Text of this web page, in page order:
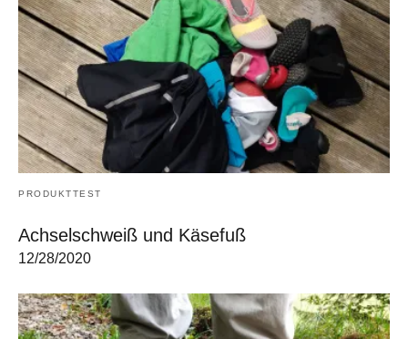
PRODUKTTEST
Achselschweiß und Käsefuß
12/28/2020